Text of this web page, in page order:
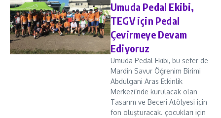
Umuda Pedal Ekibi,
TEGV için Pedal
Çevirmeye Devam
Ediyoruz
Umuda Pedal Ekibi, bu sefer de
Mardin Savur Öğrenim Birimi
Abdulgani Aras Etkinlik
Merkezi’nde kurulacak olan
Tasarım ve Beceri Atölyesi için
fon oluşturacak. çocukları için